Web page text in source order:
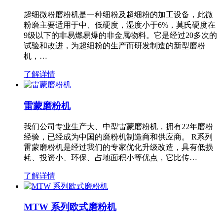
超细微粉磨粉机是一种细粉及超细粉的加工设备，此微
粉磨主要适用于中、低硬度，湿度小于6%，莫氏硬度在
9级以下的非易燃易爆的非金属物料。它是经过20多次的
试验和改进，为超细粉的生产而研发制造的新型磨粉
机，…
了解详情
雷蒙磨粉机
我们公司专业生产大、中型雷蒙磨粉机，拥有22年磨粉
经验，已经成为中国的磨粉机制造商和供应商。 R系列
雷蒙磨粉机是经过我们的专家优化升级改造，具有低损
耗、投资小、环保、占地面积小等优点，它比传…
了解详情
MTW 系列欧式磨粉机